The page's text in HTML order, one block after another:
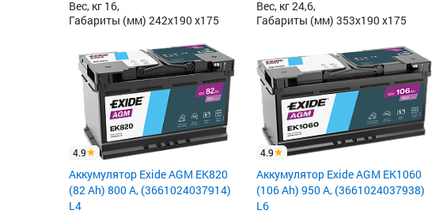
Вес, кг 16,
Габариты (мм) 242x190 x175
Вес, кг 24,6,
Габариты (мм) 353x190 x175
4.9
Аккумулятор Exide AGM EK820
(82 Ah) 800 А, (3661024037914)
L4
4.9
Аккумулятор Exide AGM EK1060
(106 Ah) 950 А, (3661024037938)
L6